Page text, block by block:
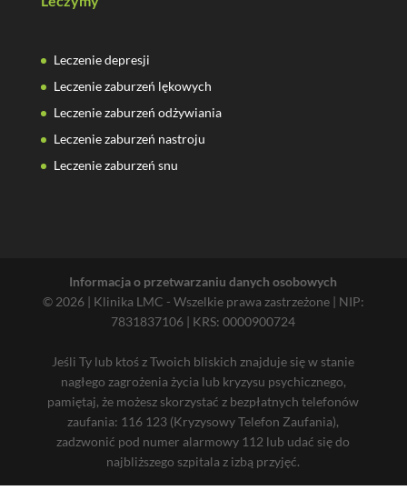
Leczenie depresji
Leczenie zaburzeń lękowych
Leczenie zaburzeń odżywiania
Leczenie zaburzeń nastroju
Leczenie zaburzeń snu
Informacja o przetwarzaniu danych osobowych
© 2026 | Klinika LMC - Wszelkie prawa zastrzeżone | NIP:
7831837106 | KRS: 0000900724
Jeśli Ty lub ktoś z Twoich bliskich znajduje się w stanie
nagłego zagrożenia życia lub kryzysu psychicznego,
pamiętaj, że możesz skorzystać z bezpłatnych telefonów
zaufania: 116 123 (Kryzysowy Telefon Zaufania),
zadzwonić pod numer alarmowy 112 lub udać się do
najbliższego szpitala z izbą przyjęć.